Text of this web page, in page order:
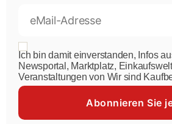
Ich bin damit einverstanden, Infos
Newsportal, Marktplatz,
Veranstaltungen von Wir sind